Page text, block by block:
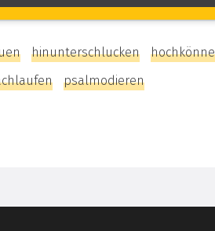
hinunterschlucken
psalmodieren